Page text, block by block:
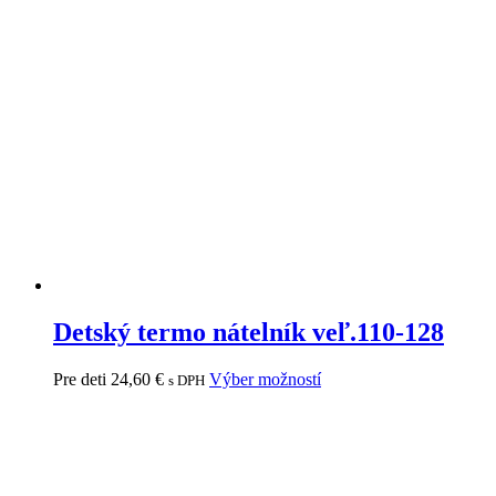
Detský termo nátelník veľ.110-128
Pre deti 24,60 € s DPH Výber možností